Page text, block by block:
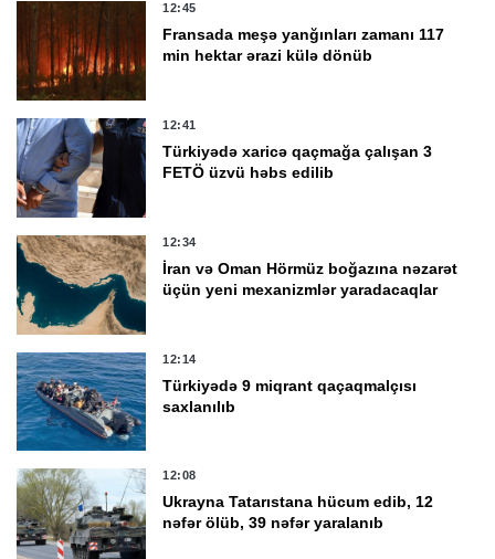
12:45
Fransada meşə yanğınları zamanı 117
min hektar ərazi külə dönüb
12:41
Türkiyədə xaricə qaçmağa çalışan 3
FETÖ üzvü həbs edilib
12:34
İran və Oman Hörmüz boğazına nəzarət
üçün yeni mexanizmlər yaradacaqlar
12:14
Türkiyədə 9 miqrant qaçaqmalçısı
saxlanılıb
12:08
Ukrayna Tatarıstana hücum edib, 12
nəfər ölüb, 39 nəfər yaralanıb